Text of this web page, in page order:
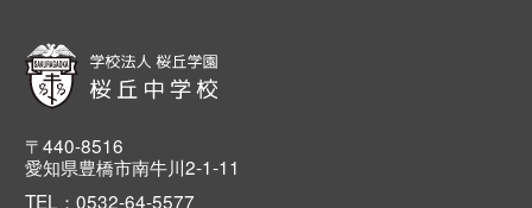
〒440-8516
愛知県豊橋市南牛川2-1-11
TEL：0532-64-5577